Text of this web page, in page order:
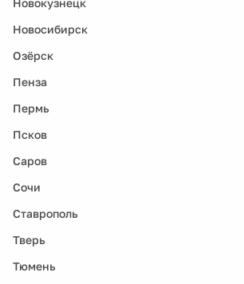
Новосибирск
Озёрск
Пенза
Пермь
Псков
Саров
Сочи
Ставрополь
Тверь
Тюмень